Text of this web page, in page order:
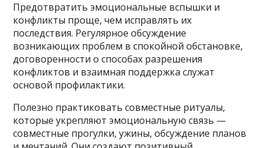
Предотвратить эмоциональные вспышки и
конфликты проще, чем исправлять их
последствия. Регулярное обсуждение
возникающих проблем в спокойной обстановке,
договоренности о способах разрешения
конфликтов и взаимная поддержка служат
основой профилактики.
Полезно практиковать совместные ритуалы,
которые укрепляют эмоциональную связь —
совместные прогулки, ужины, обсуждение планов